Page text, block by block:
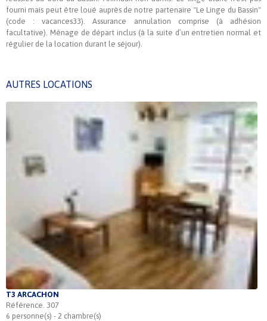
fourni mais peut être loué auprès de notre partenaire "Le Linge du Bassin"
(code : vacances33). Assurance annulation comprise (à adhésion
facultative). Ménage de départ inclus (à la suite d’un entretien normal et
régulier de la location durant le séjour).
AUTRES LOCATIONS
T3 ARCACHON
Référence. 307
6 personne(s) - 2 chambre(s)